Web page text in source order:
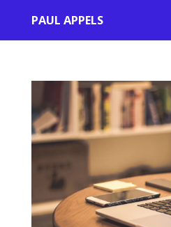
PAUL APPELS